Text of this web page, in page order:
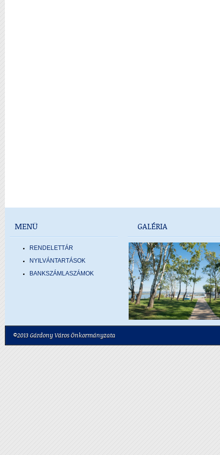
MENÜ
RENDELETTÁR
NYILVÁNTARTÁSOK
BANKSZÁMLASZÁMOK
GALÉRIA
©2013 Gárdony Város Önkormányzata